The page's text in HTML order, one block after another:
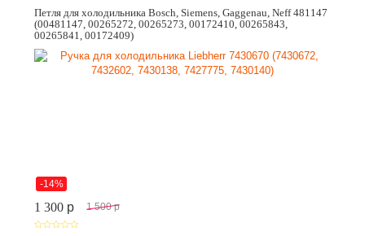
Петля для холодильника Bosch, Siemens, Gaggenau, Neff 481147
(00481147, 00265272, 00265273, 00172410, 00265843,
00265841, 00172409)
-14%
1 300 p 1 500 p